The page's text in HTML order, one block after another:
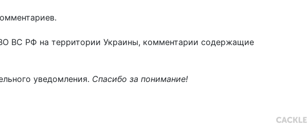
ВС РФ на территории Украины, комментарии содержащие
уведомления. Спасибо за понимание!